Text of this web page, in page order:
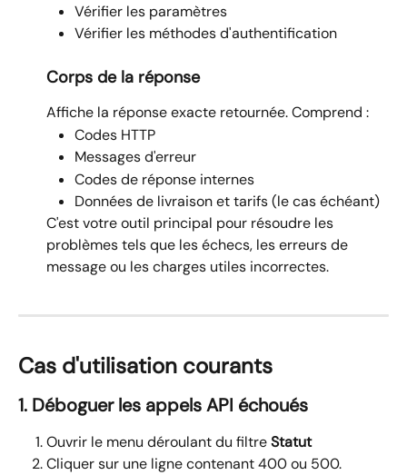
Vérifier les paramètres
Vérifier les méthodes d'authentification
Corps de la réponse
Affiche la réponse exacte retournée. Comprend :
Codes HTTP
Messages d'erreur
Codes de réponse internes
Données de livraison et tarifs (le cas échéant)
C'est votre outil principal pour résoudre les
problèmes tels que les échecs, les erreurs de
message ou les charges utiles incorrectes.
Cas d'utilisation courants
1. Déboguer les appels API échoués
Ouvrir le menu déroulant du filtre Statut
Cliquer sur une ligne contenant 400 ou 500.